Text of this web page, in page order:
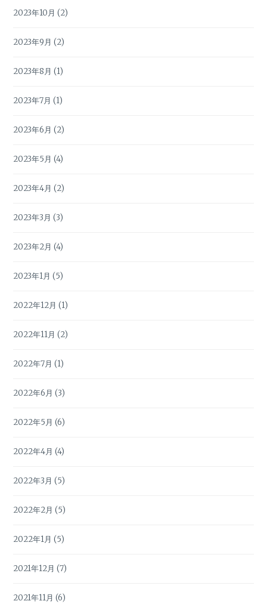
2023年10月 (2)
2023年9月 (2)
2023年8月 (1)
2023年7月 (1)
2023年6月 (2)
2023年5月 (4)
2023年4月 (2)
2023年3月 (3)
2023年2月 (4)
2023年1月 (5)
2022年12月 (1)
2022年11月 (2)
2022年7月 (1)
2022年6月 (3)
2022年5月 (6)
2022年4月 (4)
2022年3月 (5)
2022年2月 (5)
2022年1月 (5)
2021年12月 (7)
2021年11月 (6)